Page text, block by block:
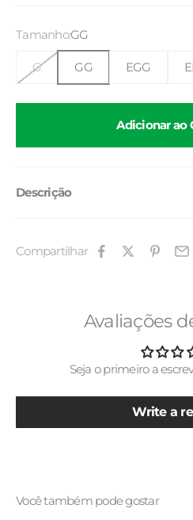
Tamanho:GG
G GG EGG
Adicionar ao
Descrição
Compartilhar
Avaliações
Seja o primeiro a
Write a